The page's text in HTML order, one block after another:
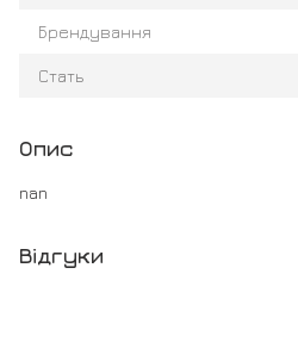
Брендування
Стать
Опис
nan
Відгуки